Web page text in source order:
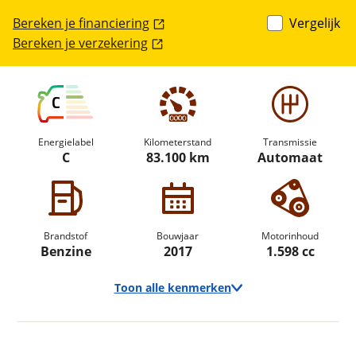
C
Energielabel
C
Kilometerstand
83.100 km
Transmissie
Automaat
Brandstof
Benzine
Bouwjaar
2017
Motorinhoud
1.598 cc
Toon alle kenmerken
Bereken je financiering
Bereken je verzekering
Vergelijk